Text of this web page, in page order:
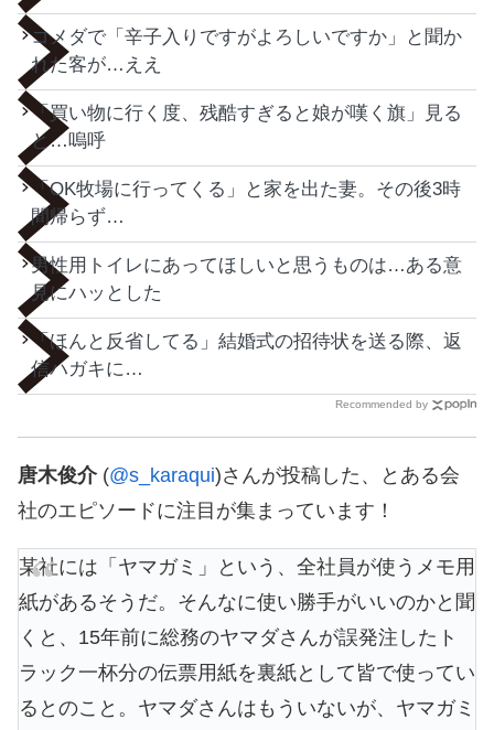
コメダで「辛子入りですがよろしいですか」と聞か
れた客が…ええ
「買い物に行く度、残酷すぎると娘が嘆く旗」見る
と…嗚呼
「OK牧場に行ってくる」と家を出た妻。その後3時
間帰らず…
男性用トイレにあってほしいと思うものは…ある意
見にハッとした
「ほんと反省してる」結婚式の招待状を送る際、返
信ハガキに…
Recommended by
唐木俊介(@s_karaqui)さんが投稿した、とある会
社のエピソードに注目が集まっています！
某社には「ヤマガミ」という、全社員が使うメモ用
紙があるそうだ。そんなに使い勝手がいいのかと聞
くと、15年前に総務のヤマダさんが誤発注したト
ラック一杯分の伝票用紙を裏紙として皆で使ってい
るとのこと。ヤマダさんはもういないが、ヤマガミ